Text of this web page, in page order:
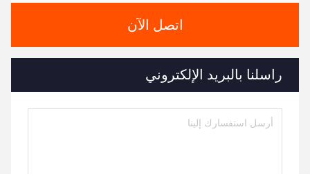
اتصل الآن
راسلنا بالبريد الإلكتروني